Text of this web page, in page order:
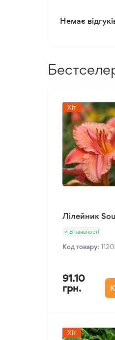
Немає
Хіт
Лілейник
В наявності
Код товару:
91.10
грн.
Хіт